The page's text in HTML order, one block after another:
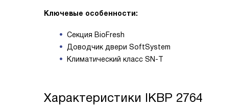
Ключевые особенности:
Секция BioFresh
Доводчик двери SoftSystem
Климатический класс SN-T
Характеристики IKBP 2764